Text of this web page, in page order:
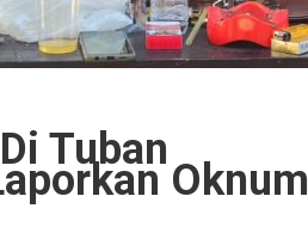
Tuban
Oknum